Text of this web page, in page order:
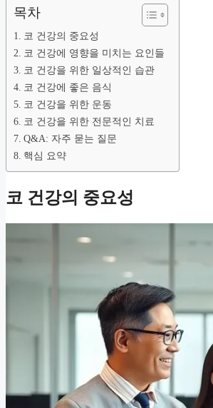
목차
코 건강의 중요성
코 건강에 영향을 미치는 요인들
코 건강을 위한 일상적인 습관
코 건강에 좋은 음식
코 건강을 위한 운동
코 건강을 위한 전문적인 치료
Q&A: 자주 묻는 질문
핵심 요약
코 건강의 중요성